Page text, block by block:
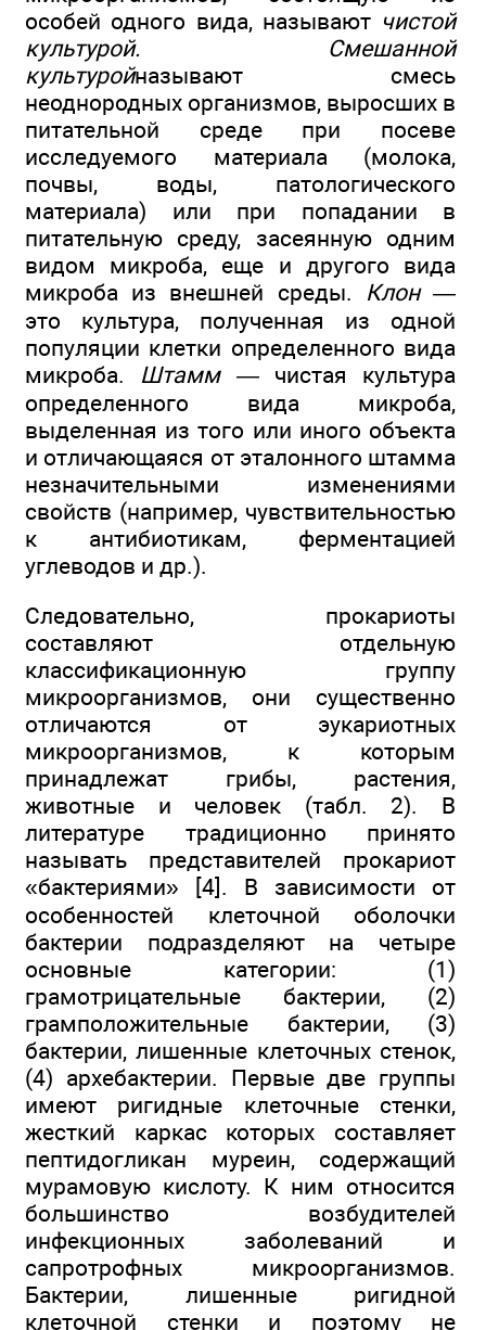
особей одного вида, называют чистой
культурой. Смешанной
культуройназывают смесь
неоднородных организмов, выросших в
питательной среде при посеве
исследуемого материала (молока,
почвы, воды, патологического
материала) или при попадании в
питательную среду, засеянную одним
видом микроба, еще и другого вида
микроба из внешней среды. Клон —
это культура, полученная из одной
популяции клетки определенного вида
микроба. Штамм —чистая культура
определенного вида микроба,
выделенная из того или иного объекта
и отличающаяся от эталонного штамма
незначительными изменениями
свойств (например, чувствительностью
к антибиотикам, ферментацией
углеводов и др.).
Следовательно, прокариоты
составляют отдельную
классификационную группу
микроорганизмов, они существенно
отличаются от эукариотных
микроорганизмов, к которым
принадлежат грибы, растения,
животные и человек (табл. 2). В
литературе традиционно принято
называть представителей прокариот
«бактериями» [4]. В зависимости от
особенностей клеточной оболочки
бактерии подразделяют на четыре
основные категории: (1)
грамотрицательные бактерии, (2)
грамположительные бактерии, (3)
бактерии, лишенные клеточных стенок,
(4) архебактерии. Первые две группы
имеют ригидные клеточные стенки,
жесткий каркас которых составляет
пептидогликан муреин, содержащий
мурамовую кислоту. К ним относится
большинство возбудителей
инфекционных заболеваний и
сапротрофных микроорганизмов.
Бактерии, лишенные ригидной
клеточной стенки и поэтому не